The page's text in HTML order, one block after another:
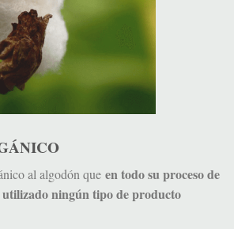
al algodón que en todo su proceso de
ningún tipo de producto